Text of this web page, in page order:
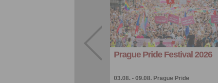
Prague Pride Festival 2026
03.08. - 09.08. Prague Pride
Sdílet:
Facebook
export do
kalendáře
Více výhod pro